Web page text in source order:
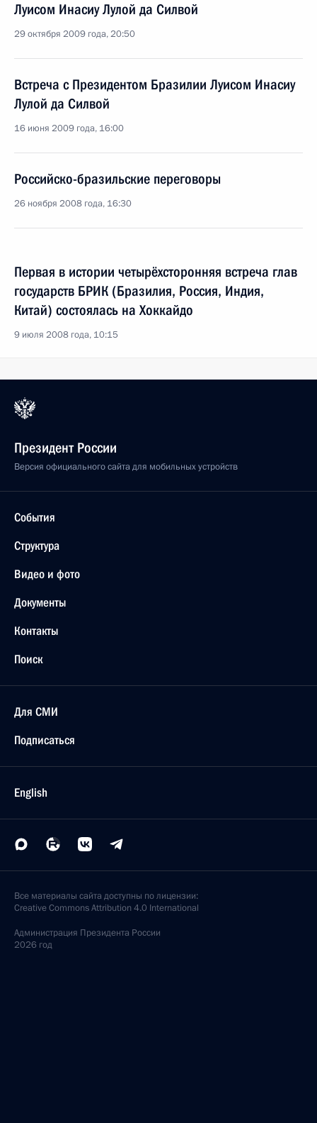
Луисом Инасиу Лулой да Силвой
29 октября 2009 года, 20:50
Встреча с Президентом Бразилии Луисом Инасиу
Лулой да Силвой
16 июня 2009 года, 16:00
Российско-бразильские переговоры
26 ноября 2008 года, 16:30
Первая в истории четырёхсторонняя встреча глав
государств БРИК (Бразилия, Россия, Индия,
Китай) состоялась на Хоккайдо
9 июля 2008 года, 10:15
Президент России
Версия официального сайта для мобильных устройств
События
Структура
Видео и фото
Документы
Контакты
Поиск
Для СМИ
Подписаться
English
Все материалы сайта доступны по лицензии:
Creative Commons Attribution 4.0 International
Администрация Президента России
2026 год